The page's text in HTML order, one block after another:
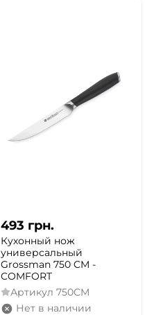
493 грн.
Кухонный нож
универсальный
Grossman 750 CM -
COMFORT
Артикул 750CM
Нет в наличии